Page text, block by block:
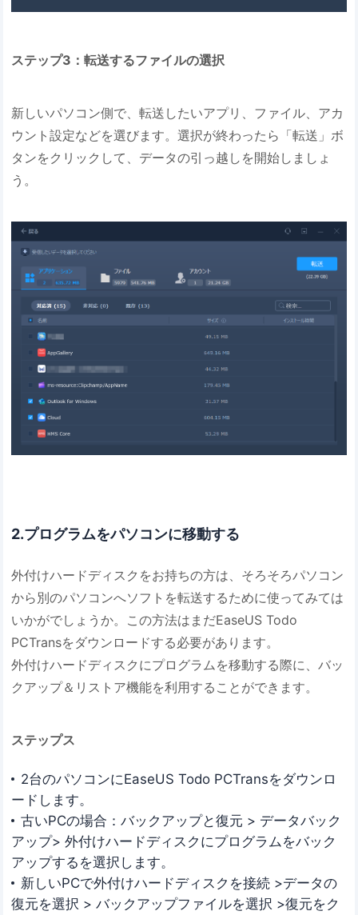
ステップ3：転送するファイルの選択
新しいパソコン側で、転送したいアプリ、ファイル、アカ
ウント設定などを選びます。選択が終わったら「転送」ボ
タンをクリックして、データの引っ越しを開始しましょ
う。
2.プログラムをパソコンに移動する
外付けハードディスクをお持ちの方は、そろそろパソコン
から別のパソコンへソフトを転送するために使ってみては
いかがでしょうか。この方法はまだEaseUS Todo
PCTransをダウンロードする必要があります。
外付けハードディスクにプログラムを移動する際に、バッ
クアップ＆リストア機能を利用することができます。
ステップス
2台のパソコンにEaseUS Todo PCTransをダウンロ
ードします。
古いPCの場合：バックアップと復元 > データバック
アップ> 外付けハードディスクにプログラムをバック
アップするを選択します。
新しいPCで外付けハードディスクを接続 >データの
復元を選択 > バックアップファイルを選択 >復元をク